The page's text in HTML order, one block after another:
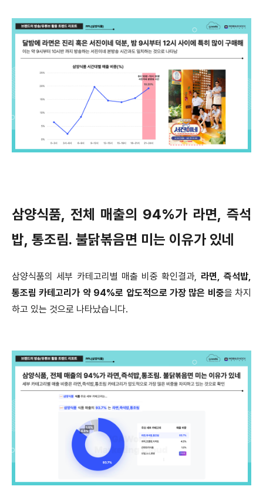
삼양식품, 전체 매출의 94%가 라면, 즉석
밥, 통조림. 불닭볶음면 미는 이유가 있네
삼양식품의 세부 카테고리별 매출 비중 확인결과, 라면, 즉석밥,
통조림 카테고리가 약 94%로 압도적으로 가장 많은 비중을 차지
하고 있는 것으로 나타났습니다.